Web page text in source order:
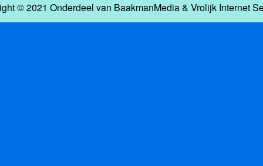
© 2021 Onderdeel van BaakmanMedia& Vrolijk Internet